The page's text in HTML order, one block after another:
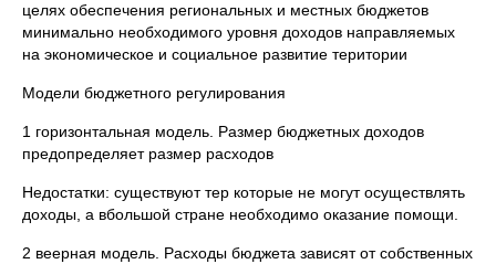
целях обеспечения региональных и местных бюджетов
минимально необходимого уровня доходов направляемых
на экономическое и социальное развитие територии
Модели бюджетного регулирования
1 горизонтальная модель. Размер бюджетных доходов
предопределяет размер расходов
Недостатки: существуют тер которые не могут осуществлять
доходы, а вбольшой стране необходимо оказание помощи.
2 веерная модель. Расходы бюджета зависят от собственных